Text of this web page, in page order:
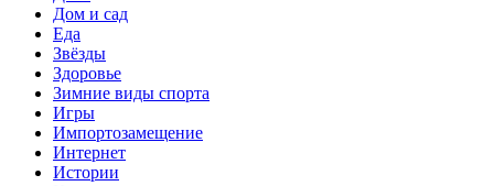
Дом и сад
Еда
Звёзды
Здоровье
Зимние виды спорта
Игры
Импортозамещение
Интернет
Истории